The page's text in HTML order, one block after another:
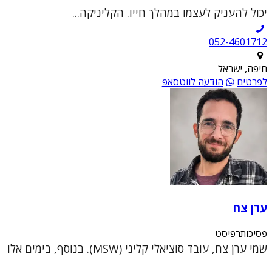
יכול להעניק לעצמו במהלך חייו. הקליניקה...
052-4601712
חיפה, ישראל
לפרטים
הודעה לווטסאפ
ערן צח
פסיכותרפיסט
שמי ערן צח, עובד סוציאלי קליני (MSW). בנוסף, בימים אלו